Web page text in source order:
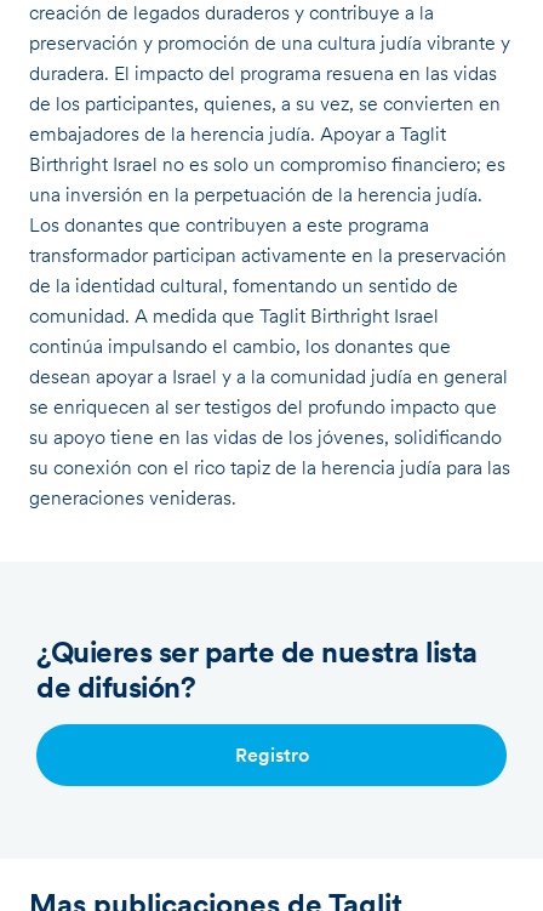
creación de legados duraderos y contribuye a la
preservación y promoción de una cultura judía vibrante y
duradera. El impacto del programa resuena en las vidas
de los participantes, quienes, a su vez, se convierten en
embajadores de la herencia judía. Apoyar a Taglit
Birthright Israel no es solo un compromiso financiero; es
una inversión en la perpetuación de la herencia judía.
Los donantes que contribuyen a este programa
transformador participan activamente en la preservación
de la identidad cultural, fomentando un sentido de
comunidad. A medida que Taglit Birthright Israel
continúa impulsando el cambio, los donantes que
desean apoyar a Israel y a la comunidad judía en general
se enriquecen al ser testigos del profundo impacto que
su apoyo tiene en las vidas de los jóvenes, solidificando
su conexión con el rico tapiz de la herencia judía para las
generaciones venideras.
¿Quieres ser parte de nuestra lista
de difusión?
Registro